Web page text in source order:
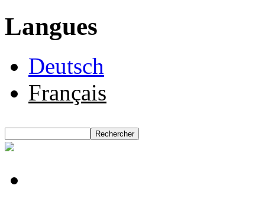
Langues
Deutsch
Français
Formulaire de recherche